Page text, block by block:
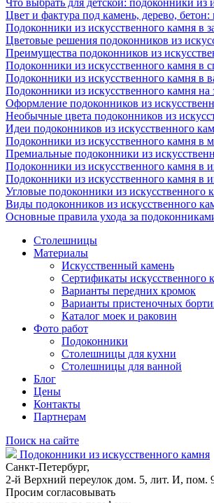
Что выбрать для детской: подоконники из
Цвет и фактура под камень, дерево,
Подоконники из искусственного камня в
Цветовые решения подоконников из
Преимущества подоконников из
Подоконники из искусственного камня в
Подоконники из искусственного камня в
Подоконники из искусственного камня на
Оформление подоконников из
Необычные цвета подоконников из
Идеи подоконников из искусственного
Подоконники из искусственного камня в
Премиальные подоконники из
Подоконники из искусственного камня в
Подоконники из искусственного камня в
Угловые подоконники из искусственного
Виды подоконников из искусственного
Основные правила ухода за
Столешницы
Материалы
Искусственный камень
Сертификаты искусственного
Варианты передних кромок
Варианты пристеночных
Каталог моек и раковин
Фото работ
Подоконники
Столешницы для кухни
Столешницы для ванной
Блог
Цены
Контакты
Партнерам
Поиск на сайте
Подоконники из искусственного камня
Санкт-Петербург,
2-й Верхний переулок дом. 5, лит. И, пом.
Просим согласовывать